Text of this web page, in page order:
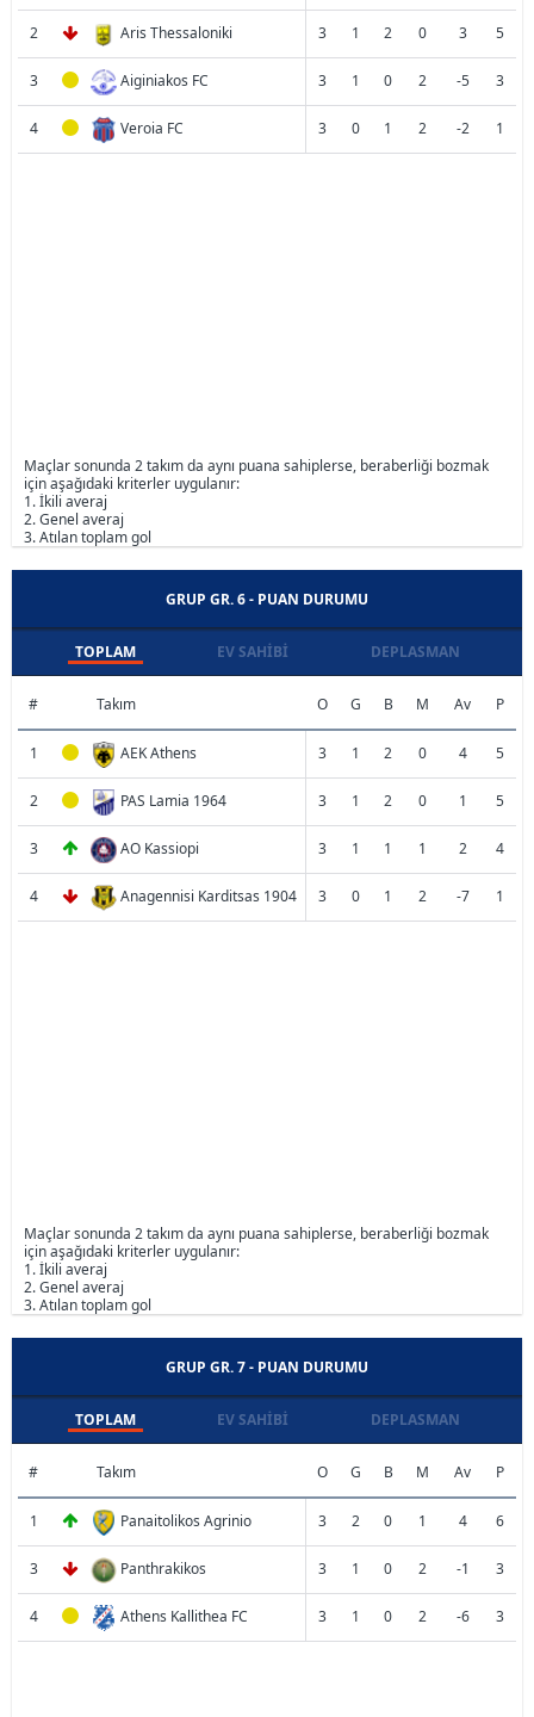
2 Aris Thessaloniki 3 1 2 0 3 5
3 Aiginiakos FC 3 1 0 2 -5 3
4 Veroia FC 3 0 1 2 -2 1
Maçlar sonunda 2 takım da aynı puana sahiplerse, beraberliği bozmak
için aşağıdaki kriterler uygulanır:
1. İkili averaj
2. Genel averaj
3. Atılan toplam gol
GRUP GR. 6 - PUAN DURUMU
TOPLAM EV SAHIBI DEPLASMAN
# Takım O G B M Av P
1 AEK Athens 3 1 2 0 4 5
2 PAS Lamia 1964 3 1 2 0 1 5
3 AO Kassiopi 3 1 1 1 2 4
4 Anagennisi Karditsas 1904 3 0 1 2 -7 1
Maçlar sonunda 2 takım da aynı puana sahiplerse, beraberliği bozmak
için aşağıdaki kriterler uygulanır:
1. İkili averaj
2. Genel averaj
3. Atılan toplam gol
GRUP GR. 7 - PUAN DURUMU
TOPLAM EV SAHIBI DEPLASMAN
# Takım O G B M Av P
1 Panaitolikos Agrinio 3 2 0 1 4 6
3 Panthrakikos 3 1 0 2 -1 3
4 Athens Kallithea FC 3 1 0 2 -6 3